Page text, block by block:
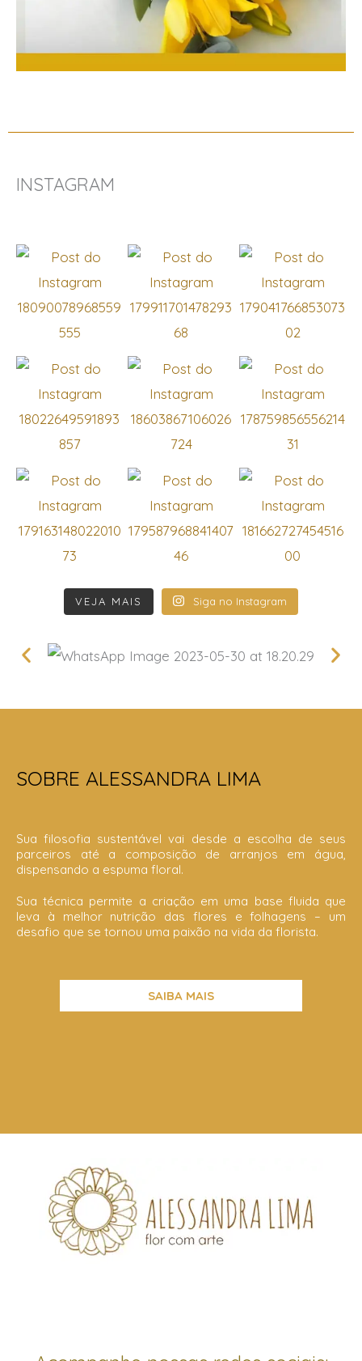
INSTAGRAM
VEJA MAIS Siga no Instagram
SOBRE ALESSANDRA LIMA
Sua filosofia sustentável vai desde a escolha de seus
parceiros até a composição de arranjos em água,
dispensando a espuma floral.
Sua técnica permite a criação em uma base fluida que
leva à melhor nutrição das flores e folhagens – um
desafio que se tornou uma paixão na vida da florista.
SAIBA MAIS